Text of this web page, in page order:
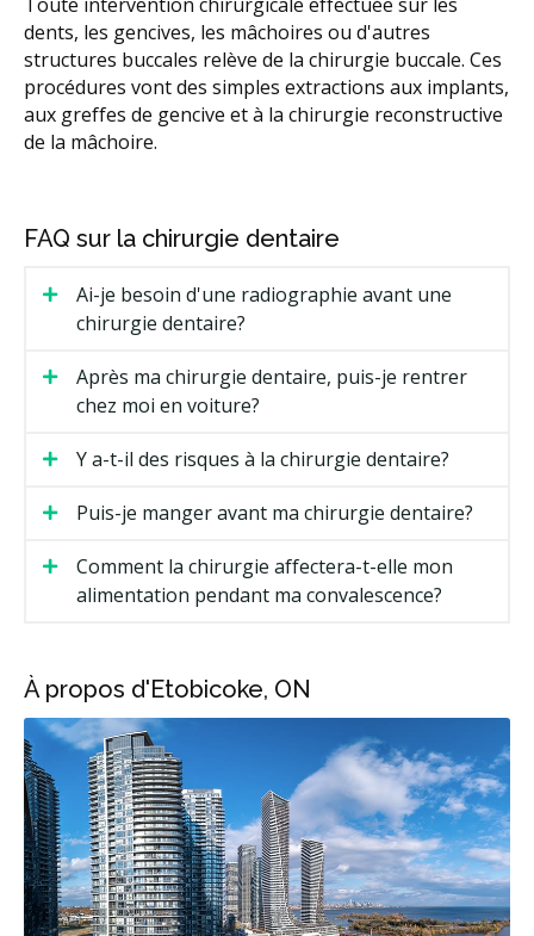
dents, les gencives, les mâchoires ou d'autres
structures buccales relève de la chirurgie buccale. Ces
procédures vont des simples extractions aux implants,
aux greffes de gencive et à la chirurgie reconstructive
de la mâchoire.
FAQ sur la chirurgie dentaire
Ai-je besoin d'une radiographie avant une
chirurgie dentaire?
Après ma chirurgie dentaire, puis-je rentrer
chez moi en voiture?
Y a-t-il des risques à la chirurgie dentaire?
Puis-je manger avant ma chirurgie dentaire?
Comment la chirurgie affectera-t-elle mon
alimentation pendant ma convalescence?
À propos d'Etobicoke, ON